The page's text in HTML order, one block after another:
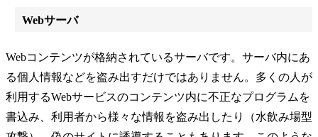
Webサーバ
Webコンテンツが格納されているサーバです。サーバ内にあ
る個人情報などを盗み出すだけではありません。多くの人が
利用するWebサービスのコンテンツ内に不正なプログラムを
書込み、利用者から様々な情報を盗み出したり（水飲み場型